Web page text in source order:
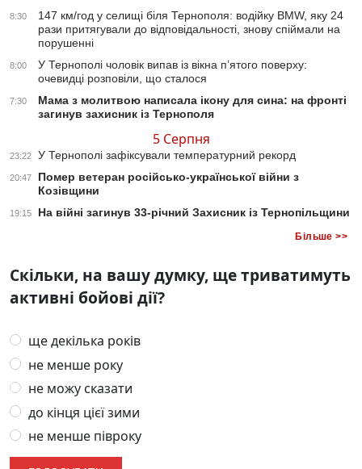
8:30
147 км/год у селищі біля Тернополя: водійку BMW, яку 24
рази притягували до відповідальності, знову спіймали на
порушенні
8:00
У Тернополі чоловік випав із вікна п’ятого поверху:
очевидці розповіли, що сталося
7:30
Мама з молитвою написала ікону для сина: на фронті
загинув захисник із Тернополя
5 Серпня
23:22 У Тернополі зафіксували температурний рекорд
20:47
Помер ветеран російсько-української війни з
Козівщини
19:15 На війні загинув 33-річний Захисник із Тернопільщини
Більше >>
Скільки, на вашу думку, ще триватимуть
активні бойові дії?
ще декілька років
не менше року
не можу сказати
до кінця цієї зими
не менше півроку